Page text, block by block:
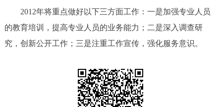
2012年将重点做好以下三方面工作：一是加强专业人员
的教育培训，提高专业人员的业务能力；二是深入调查研
究，创新公开工作；三是注重工作宣传，强化服务意识。